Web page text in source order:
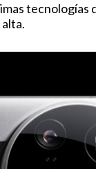
tecnologías